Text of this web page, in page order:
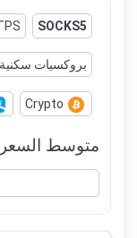
SOCKS5
بروكسيات سكنية
Crypto
متوسط